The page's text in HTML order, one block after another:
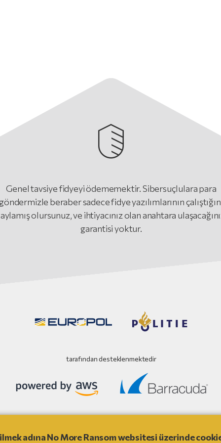
Genel tavsiye fidyeyi ödememektir. Sibersuçlulara para
beraber sadece fidye yazılımlarının
olursunuz, ve ihtiyacınız olan anahtara
garantisi yoktur.
tarafından desteklenmektedir
adına No More Ransom websitesi üzerinde